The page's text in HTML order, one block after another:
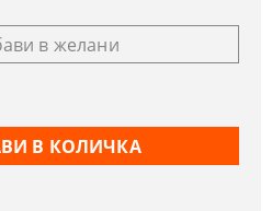
в желани